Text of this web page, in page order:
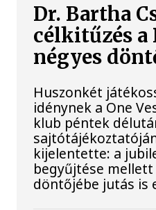
Dr. Bartha
célkitűzés a
négyes
Huszonkét
idénynek a One
klub péntek
kijelentette: a
begyűjtése
döntőjébe jutás is